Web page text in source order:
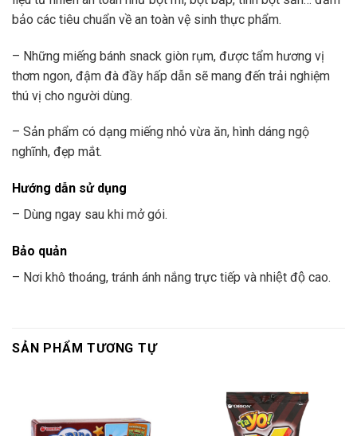
bảo các tiêu chuẩn về an toàn vệ sinh thực phẩm.
– Những miếng bánh snack giòn rụm, được tẩm hương vị
thơm ngon, đậm đà đầy hấp dẫn sẽ mang đến trải nghiệm
thú vị cho người dùng.
– Sản phẩm có dạng miếng nhỏ vừa ăn, hình dáng ngộ
nghĩnh, đẹp mắt.
Hướng dẫn sử dụng
– Dùng ngay sau khi mở gói.
Bảo quản
– Nơi khô thoáng, tránh ánh nắng trực tiếp và nhiệt độ cao.
SẢN PHẨM TƯƠNG TỰ